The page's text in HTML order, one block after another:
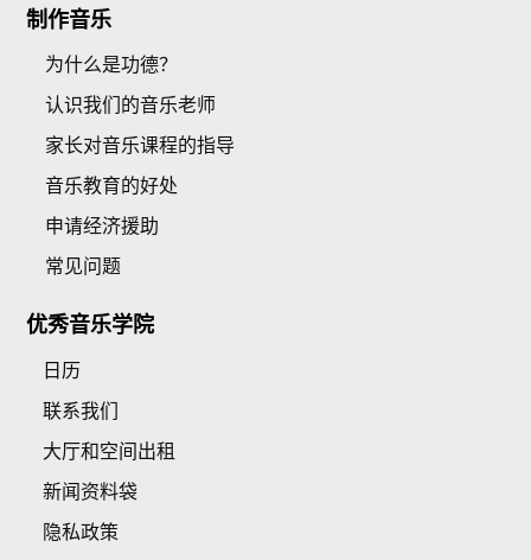
制作音乐
为什么是功德？
认识我们的音乐老师
家长对音乐课程的指导
音乐教育的好处
申请经济援助
常见问题
优秀音乐学院
日历
联系我们
大厅和空间出租
新闻资料袋
隐私政策